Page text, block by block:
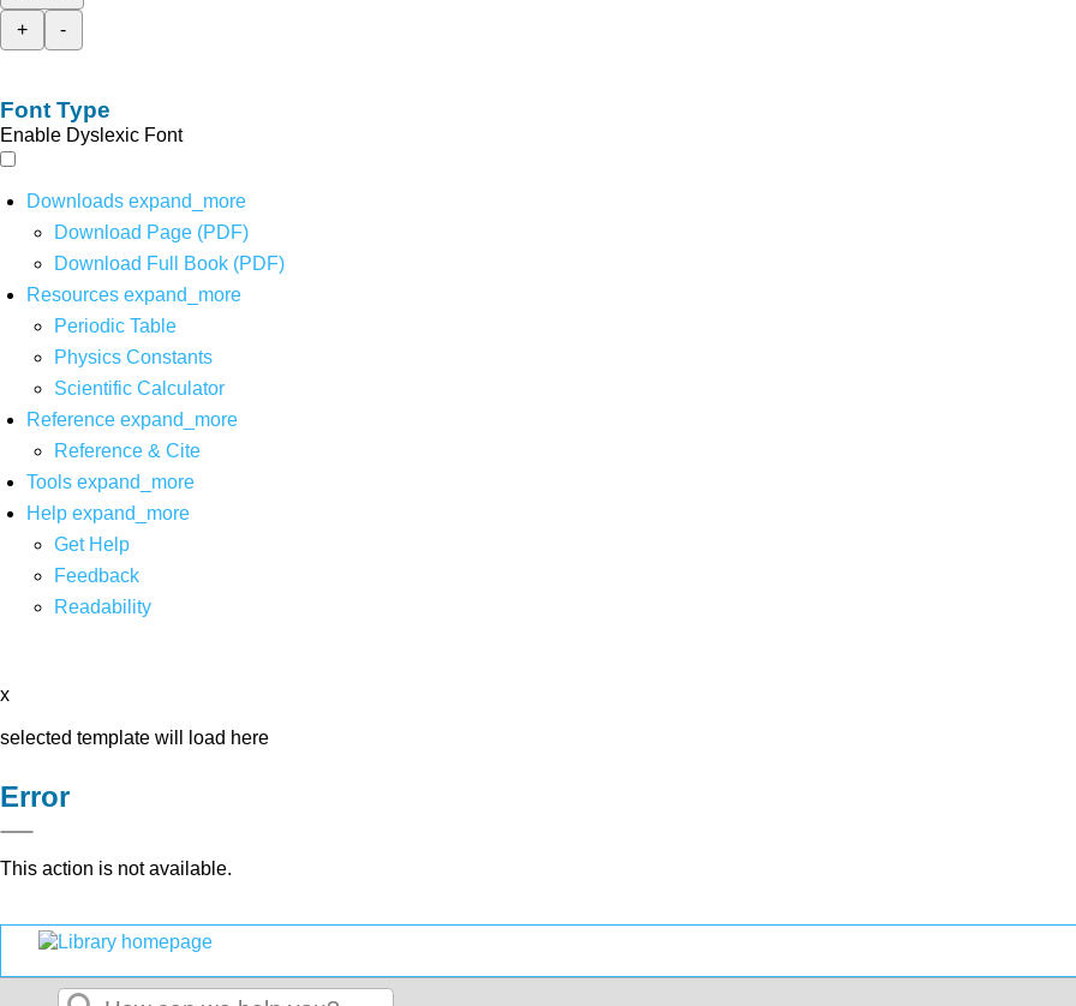
+
-
Font Type
Enable Dyslexic Font
Downloads expand_more
Download Page (PDF)
Download Full Book (PDF)
Resources expand_more
Periodic Table
Physics Constants
Scientific Calculator
Reference expand_more
Reference & Cite
Tools expand_more
Help expand_more
Get Help
Feedback
Readability
x
selected template will load here
Error
This action is not available.